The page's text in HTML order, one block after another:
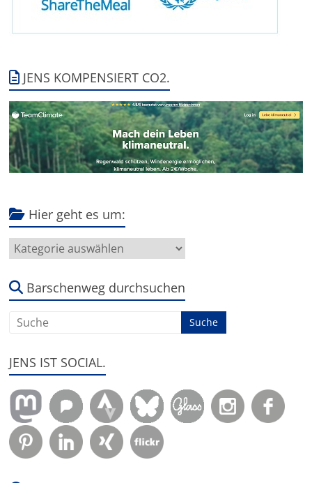
JENS KOMPENSIERT CO2.
Hier geht es um:
Hier
geht
um:Barschenweg durchsuchen
JENS IST SOCIAL.